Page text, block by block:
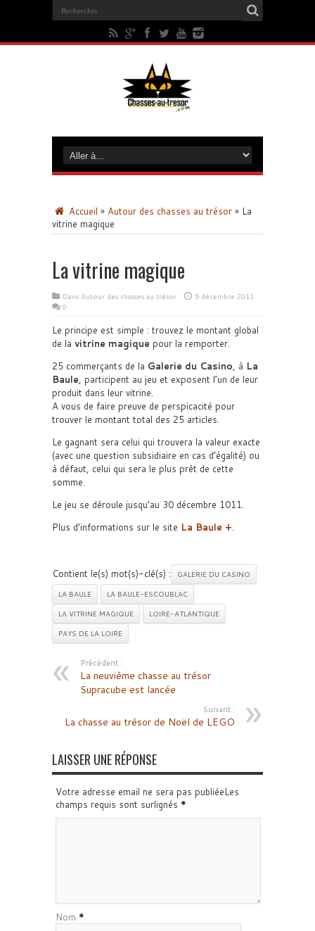
Accueil » Autour des chasses au trésor » La
vitrine magique
La vitrine magique
Dans Autour des chasses au trésor
5 décembre 2011
0
Le principe est simple : trouvez le montant global
de la vitrine magique pour la remporter.
25 commerçants de la Galerie du Casino, à La
Baule, participent au jeu et exposent l’un de leur
produit dans leur vitrine.
A vous de faire preuve de perspicacité pour
trouver le montant total des 25 articles.
Le gagnant sera celui qui trouvera la valeur exacte
(avec une question subsidiaire en cas d’égalité) ou
à défaut, celui qui sera le plus prêt de cette
somme.
Le jeu se déroule jusqu’au 30 décembre 1011.
Plus d’informations sur le site La Baule +.
Contient le(s) mot(s)-clé(s) :
GALERIE DU CASINO
LA BAULE
LA BAULE-ESCOUBLAC
LA VITRINE MAGIQUE
LOIRE-ATLANTIQUE
PAYS DE LA LOIRE
Précédent :
La neuvième chasse au trésor
Supracube est lancée
Suivant :
La chasse au trésor de Noël de LEGO
LAISSER UNE RÉPONSE
Votre adresse email ne sera pas publiéeLes
champs requis sont surlignés *
Nom *